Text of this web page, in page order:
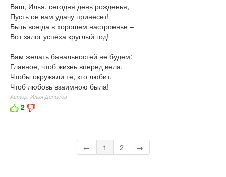
Ваш, Илья, сегодня день рожденья,
Пусть он вам удачу принесет!
Быть всегда в хорошем настроенье –
Вот залог успеха круглый год!
Вам желать банальностей не будем:
Главное, чтоб жизнь вперед вела,
Чтобы окружали те, кто любит,
Чтоб любовь взаимною была!
Автор: Илья Денисов
2
← 1 2 →